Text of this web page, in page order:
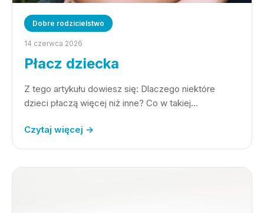
Dobre rodzicielstwo
14 czerwca 2026
Płacz dziecka
Z tego artykułu dowiesz się: Dlaczego niektóre
dzieci płaczą więcej niż inne? Co w takiej…
Czytaj więcej →